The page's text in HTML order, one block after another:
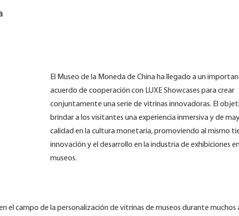
El Museo de la Moneda de China ha llegado a un
acuerdo de cooperación con LUXE Showcases para crear
conjuntamente una serie de vitrinas innovadoras. El
brindar a los visitantes una experiencia inmersiva y de
calidad en la cultura monetaria, promoviendo al mismo
innovación y el desarrollo en la industria de exhibiciones en
museos.
el campo de la personalización de vitrinas de museos durante muchos